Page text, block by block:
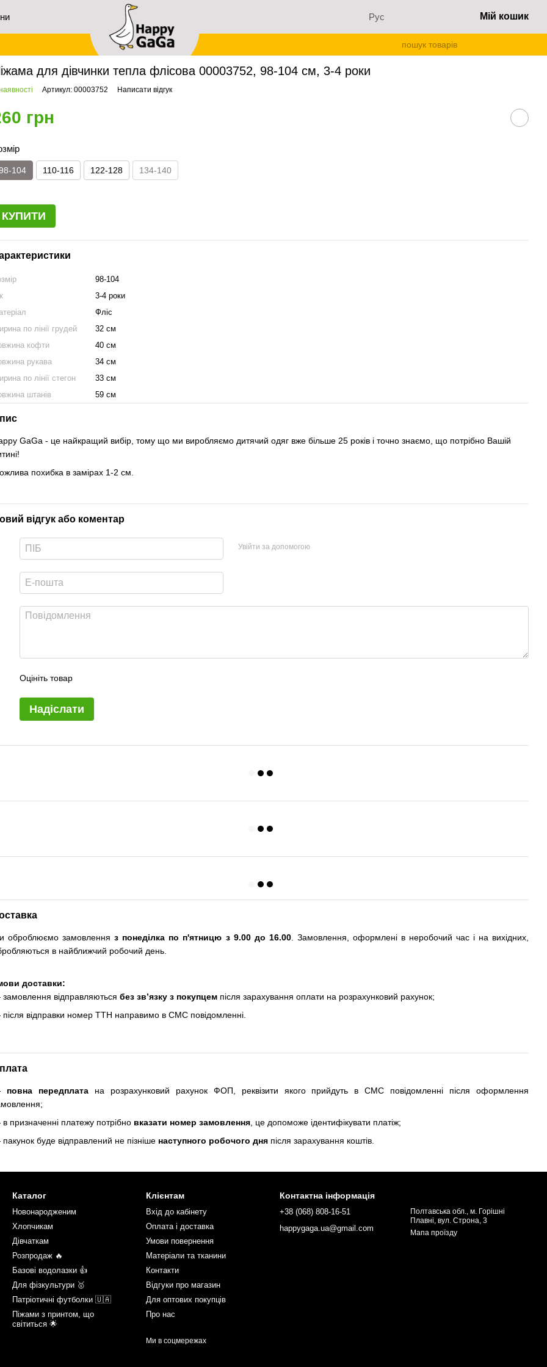
Рус Мій кошик
Піжами Піжама для дівчинки тепла флісова 00003752, 98-104 см, 3-4 роки
для дівчинки тепла флісова 00003752, 98-104 см, 3-4 роки
Артикул: 00003752 Написати відгук
грн
104 110-116 122-128 134-140
КУПИТИ
98-104
3-4 роки
Фліс
по лінії грудей
32 см
кофти
40 см
рукава
34 см
по лінії стегон
33 см
штанів
59 см
GaGa - це найкращий вибір, тому що ми виробляємо дитячий одяг вже більше 25 років і точно знаємо, що потрібно Вашій
похибка в замірах 1-2 см.
відгук або коментар
Увійти за допомогою
Оцініть товар
Надіслати
оброблюємо замовленняз понеділка по п'ятницю з 9.00 до 16.00. Замовлення, оформлені в неробочий час і на вихідних,
в найближчий робочий день.
доставки:
відправляютьсябез зв’язку з покупцем після зарахування оплати на розрахунковий рахунок;
відправки номер ТТН направимо в СМС повідомленні.
повна передплата на розрахунковий рахунок ФОП, реквізити якого прийдуть в СМС повідомленні після оформлення
призначенні платежу потрібно вказати номер замовлення , це допоможе ідентифікувати платіж;
буде відправлений не пізніше наступного робочого дня після зарахування коштів.
Каталог
Новонародженим
Хлопчикам
Дівчаткам
Розпродаж 🔥
Базові водолазки 👍
Для фізкультури 🥇
Патріотичні футболки 🇺🇦
Піжами з принтом, що
світиться 🌟
Клієнтам
Вхід до кабінету
Оплата і доставка
Умови повернення
Матеріали та тканини
Контакти
Відгуки про магазин
Для оптових покупців
Про нас
Ми в соцмережах
Контактна інформація
+38 (068) 808-16-51
happygaga.ua@gmail.com
Полтавська обл., м. Горішні
Плавні, вул. Строна, 3
Мапа проїзду